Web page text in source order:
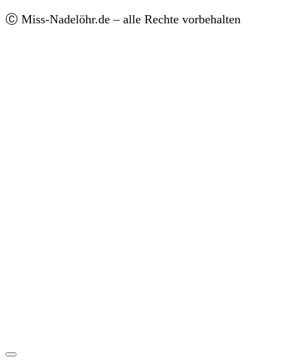
Ⓒ Miss-Nadelöhr.de – alle Rechte vorbehalten